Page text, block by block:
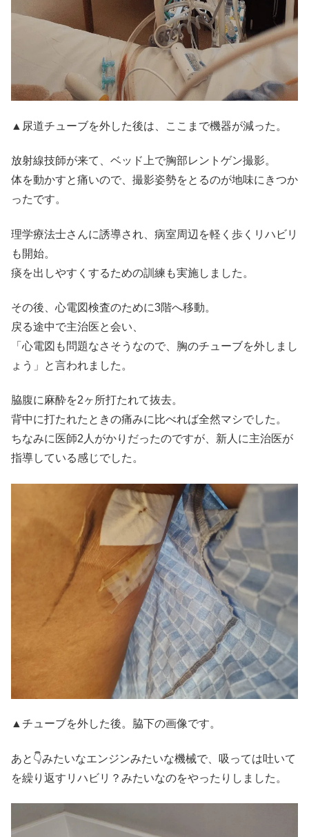
▲尿道チューブを外した後は、ここまで機器が減った。
放射線技師が来て、ベッド上で胸部レントゲン撮影。
体を動かすと痛いので、撮影姿勢をとるのが地味にきつか
ったです。
理学療法士さんに誘導され、病室周辺を軽く歩くリハビリ
も開始。
痰を出しやすくするための訓練も実施しました。
その後、心電図検査のために3階へ移動。
戻る途中で主治医と会い、
「心電図も問題なさそうなので、胸のチューブを外しまし
ょう」と言われました。
脇腹に麻酔を2ヶ所打たれて抜去。
背中に打たれたときの痛みに比べれば全然マシでした。
ちなみに医師2人がかりだったのですが、新人に主治医が
指導している感じでした。
▲チューブを外した後。脇下の画像です。
あと👇️みたいなエンジンみたいな機械で、吸っては吐いて
を繰り返すリハビリ？みたいなのをやったりしました。